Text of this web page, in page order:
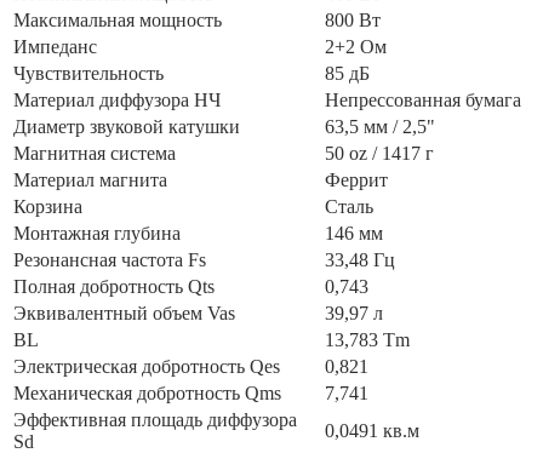
Максимальная мощность
800 Вт
Импеданс
2+2 Ом
Чувствительность
85 дБ
Материал диффузора НЧ
Непрессованная бумага
Диаметр звуковой катушки
63,5 мм / 2,5"
Магнитная система
50 oz / 1417 г
Материал магнита
Феррит
Корзина
Сталь
Монтажная глубина
146 мм
Резонансная частота Fs
33,48 Гц
Полная добротность Qts
0,743
Эквивалентный объем Vas
39,97 л
BL
13,783 Tm
Электрическая добротность Qes
0,821
Механическая добротность Qms
7,741
Эффективная площадь диффузора
Sd
0,0491 кв.м